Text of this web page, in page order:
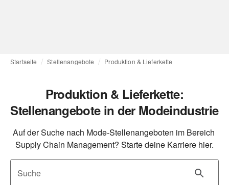
Startseite Stellenangebote Produktion & Lieferkette
Produktion & Lieferkette:
Stellenangebote in der Modeindustrie
Auf der Suche nach Mode-Stellenangeboten im Bereich
Supply Chain Management? Starte deine Karriere hier.
Suche